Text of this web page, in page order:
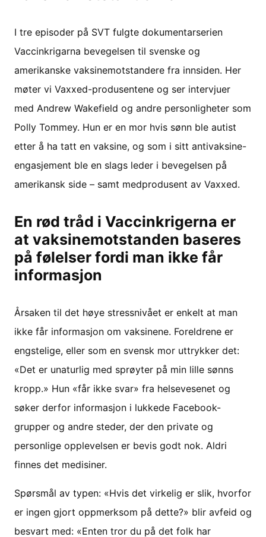
I tre episoder på SVT fulgte dokumentarserien
Vaccinkrigarna bevegelsen til svenske og
amerikanske vaksinemotstandere fra innsiden. Her
møter vi Vaxxed-produsentene og ser intervjuer
med Andrew Wakefield og andre personligheter som
Polly Tommey. Hun er en mor hvis sønn ble autist
etter å ha tatt en vaksine, og som i sitt antivaksine-
engasjement ble en slags leder i bevegelsen på
amerikansk side – samt medprodusent av Vaxxed.
En rød tråd i Vaccinkrigerna er
at vaksinemotstanden baseres
på følelser fordi man ikke får
informasjon
Årsaken til det høye stressnivået er enkelt at man
ikke får informasjon om vaksinene. Foreldrene er
engstelige, eller som en svensk mor uttrykker det:
«Det er unaturlig med sprøyter på min lille sønns
kropp.» Hun «får ikke svar» fra helsevesenet og
søker derfor informasjon i lukkede Facebook-
grupper og andre steder, der den private og
personlige opplevelsen er bevis godt nok. Aldri
finnes det medisiner.
Spørsmål av typen: «Hvis det virkelig er slik, hvorfor
er ingen gjort oppmerksom på dette?» blir avfeid og
besvart med: «Enten tror du på det folk har